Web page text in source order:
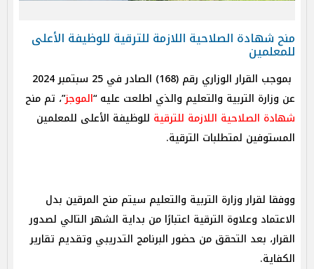
منح شهادة الصلاحية اللازمة للترقية للوظيفة الأعلى
للمعلمين
بموجب القرار الوزاري رقم (168) الصادر في 25 سبتمبر 2024
عن وزارة التربية والتعليم والذي اطلعت عليه “الموجز”، تم منح
شهادة الصلاحية اللازمة للترقية للوظيفة الأعلى للمعلمين
المستوفين لمتطلبات الترقية.
ووفقا لقرار وزارة التربية والتعليم سيتم منح المرقين بدل
الاعتماد وعلاوة الترقية اعتبارًا من بداية الشهر التالي لصدور
القرار، بعد التحقق من حضور البرنامج التدريبي وتقديم تقارير
الكفاية.